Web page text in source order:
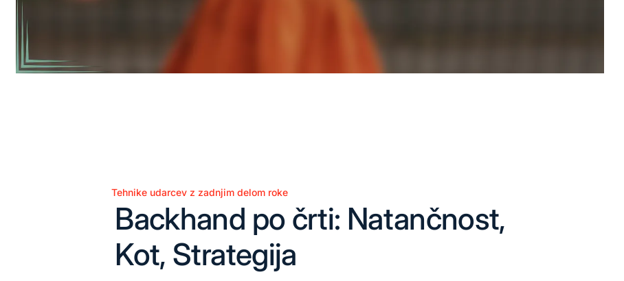
Posted
Tehnike udarcev z zadnjim delom roke
Backhand po črti: Natančnost,
Kot, Strategija